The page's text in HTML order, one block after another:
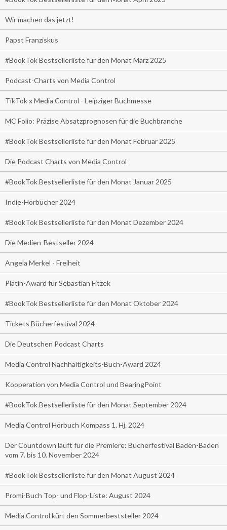
Wir machen das jetzt!
Papst Franziskus
#BookTok Bestsellerliste für den Monat März 2025
Podcast-Charts von Media Control
TikTok x Media Control - Leipziger Buchmesse
MC Folio: Präzise Absatzprognosen für die Buchbranche
#BookTok Bestsellerliste für den Monat Februar 2025
Die Podcast Charts von Media Control
#BookTok Bestsellerliste für den Monat Januar 2025
Indie-Hörbücher 2024
#BookTok Bestsellerliste für den Monat Dezember 2024
Die Medien-Bestseller 2024
Angela Merkel - Freiheit
Platin-Award für Sebastian Fitzek
#BookTok Bestsellerliste für den Monat Oktober 2024
Tickets Bücherfestival 2024
Die Deutschen Podcast Charts
Media Control Nachhaltigkeits-Buch-Award 2024
Kooperation von Media Control und BearingPoint
#BookTok Bestsellerliste für den Monat September 2024
Media Control Hörbuch Kompass 1. Hj. 2024
Der Countdown läuft für die Premiere: Bücherfestival Baden-Baden
vom 7. bis 10. November 2024
#BookTok Bestsellerliste für den Monat August 2024
Promi-Buch Top- und Flop-Liste: August 2024
Media Control kürt den Sommerbeststeller 2024